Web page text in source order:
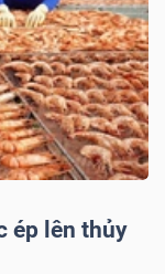
ép lên thủy